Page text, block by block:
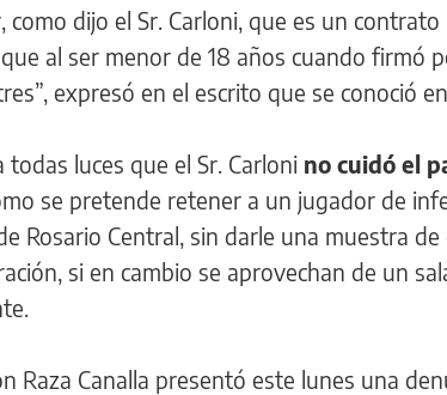
como dijo el Sr. Carloni, que es un
al ser menor de 18 años cuando firmó
expresó en el escrito que se conoció
luces que el Sr. Carloni no cuidó el
se pretende retener a un jugador de
Rosario Central, sin darle una muestra
si en cambio se aprovechan de un
Raza Canalla presentó este lunes una